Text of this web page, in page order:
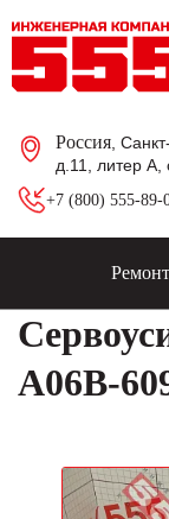
Россия ,
д.11, литер
+7 (800) 555-89-
A06B-